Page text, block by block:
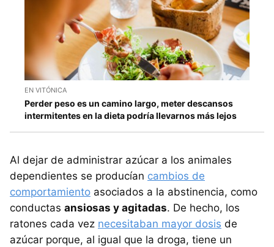
EN VITÓNICA
Perder peso es un camino largo, meter descansos
intermitentes en la dieta podría llevarnos más lejos
Al dejar de administrar azúcar a los animales
dependientes se producían cambios de
comportamiento asociados a la abstinencia, como
conductas ansiosas y agitadas. De hecho, los
ratones cada vez necesitaban mayor dosis de
azúcar porque, al igual que la droga, tiene un